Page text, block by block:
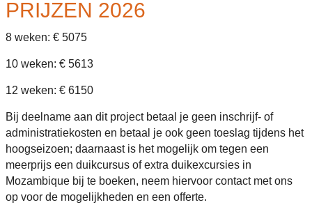
PRIJZEN 2026
8 weken: € 5075
10 weken: € 5613
12 weken: € 6150
Bij deelname aan dit project betaal je geen inschrijf- of
administratiekosten en betaal je ook geen toeslag tijdens het
hoogseizoen; daarnaast is het mogelijk om tegen een
meerprijs een duikcursus of extra duikexcursies in
Mozambique bij te boeken, neem hiervoor contact met ons
op voor de mogelijkheden en een offerte.